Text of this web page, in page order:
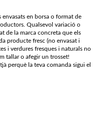
envasats en borsa o format de
Qualsevol variació o
de la marca concreta que els
producte fresc (no envasat i
i verdures fresques i naturals no
tallar o afegir un trosset!
perquè la teva comanda sigui el